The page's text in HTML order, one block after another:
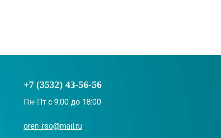
+7 (3532) 43-56-56
Пн-Пт с 9:00 до 18:00
oren-rso@mail.ru